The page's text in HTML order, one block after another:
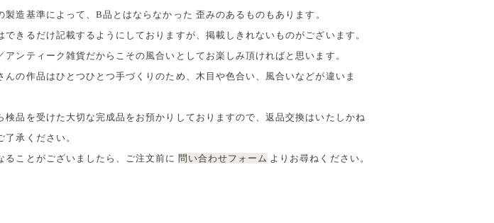
製造基準によって、B品とはならなかった 歪みのあるものもあります。
できるだけ記載するようにしておりますが、掲載しきれないものがございます。
アンティーク雑貨だからこその風合いとしてお楽しみ頂ければと思います。
んの作品はひとつひとつ手づくりのため、木目や色合い、風合いなどが違いま
検品を受けた大切な完成品をお預かりしておりますので、返品交換はいたしかね
了承ください。
ることがございましたら、ご注文前に 問い合わせフォーム よりお尋ねください。